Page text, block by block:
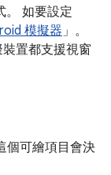
。 如要設定
模擬器」。
置都支援視窗
個可繪項目會決